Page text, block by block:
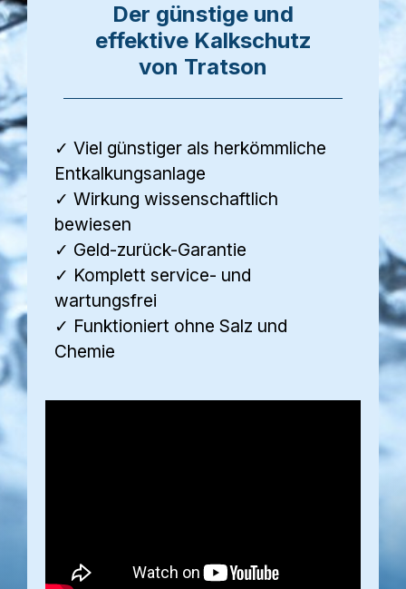
Der günstige und
effektive Kalkschutz
von Tratson
✓ Viel günstiger als herkömmliche
Entkalkungsanlage
✓ Wirkung wissenschaftlich
bewiesen
✓ Geld-zurück-Garantie
✓ Komplett service- und
wartungsfrei
✓ Funktioniert ohne Salz und
Chemie